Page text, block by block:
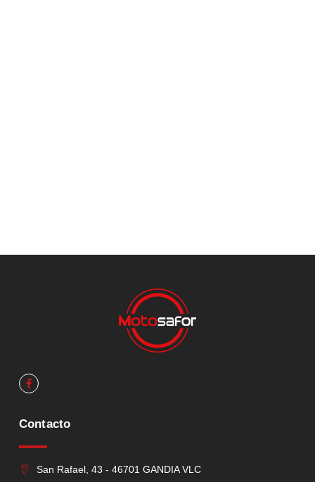
Contacto
San Rafael, 43 - 46701 GANDIA VLC